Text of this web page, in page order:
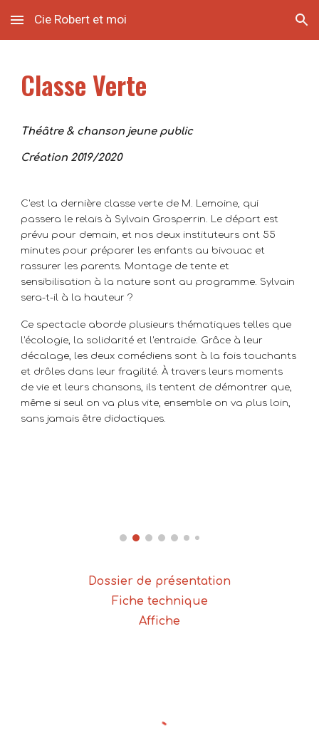
Skip to main content Skip to navigation
Cie Robert et moi
Classe Verte
Théâtre & chanson jeune public
Création 2019/2020
C'est la dernière classe verte de M. Lemoine, qui
passera le relais à Sylvain Grosperrin. Le départ est
prévu pour demain, et nos deux instituteurs ont 55
minutes pour préparer les enfants au bivouac et
rassurer les parents. Montage de tente et
sensibilisation à la nature sont au programme. Sylvain
sera-t-il à la hauteur ?
Ce spectacle aborde plusieurs thématiques telles que
l'écologie, la solidarité et l'entraide. Grâce à leur
décalage, les deux comédiens sont à la fois touchants
et drôles dans leur fragilité. À travers leurs moments
de vie et leurs chansons, ils tentent de démontrer que,
même si seul on va plus vite, ensemble on va plus loin,
sans jamais être didactiques.
Dossier de présentation
Fiche technique
Affiche